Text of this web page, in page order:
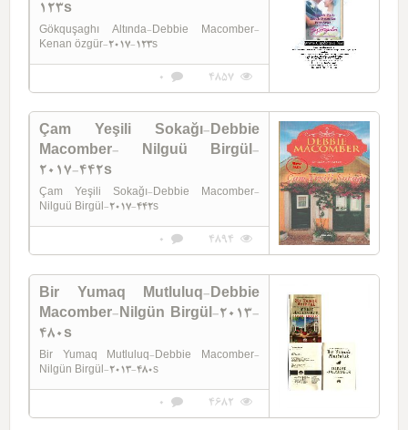
123s
Gökquşaghı Altında-Debbie Macomber-
Kenan özgür-2017-123s
4857
0
Çam Yeşili Sokağı-Debbie
Macomber- Nilguü Birgül-
2017-442s
Çam Yeşili Sokağı-Debbie Macomber-
Nilguü Birgül-2017-442s
4894
0
Bir Yumaq Mutluluq-Debbie
Macomber-Nilgün Birgül-2013-
480s
Bir Yumaq Mutluluq-Debbie Macomber-
Nilgün Birgül-2013-480s
4682
0